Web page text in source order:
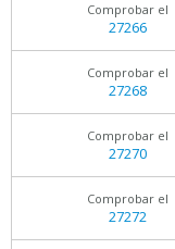
Comprobar el
27266
Comprobar el
27268
Comprobar el
27270
Comprobar el
27272